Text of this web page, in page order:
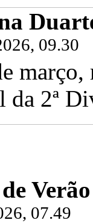
09.30
março,
da 2ª
07.49